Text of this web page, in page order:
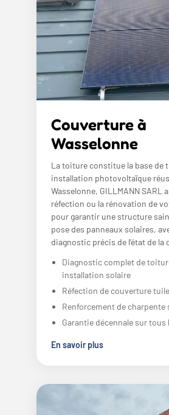
Couverture à
Wasselonne
La toiture constitue la base de
installation photovoltaïque
Wasselonne, GILLMANN SARL
réfection ou la rénovation de
pour garantir une structure
pose des panneaux solaires,
diagnostic précis de l’état de la
Diagnostic complet de
installation solaire
Réfection de couverture
Renforcement de charpente
Garantie décennale sur tous
En savoir plus